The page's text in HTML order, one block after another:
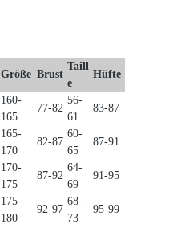
Größe Brust
Taill
e
Hüfte
160-
165
77-82
56-
61
83-87
165-
170
82-87
60-
65
87-91
170-
175
87-92
64-
69
91-95
175-
180
92-97
68-
73
95-99